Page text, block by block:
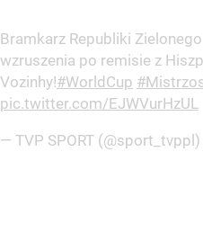
Bramkarz Republiki
wzruszenia po remisie z
Vozinhy!#WorldCup
pic.twitter.com/EJWVurHzUL
— TVP SPORT (@sport_tvppl)